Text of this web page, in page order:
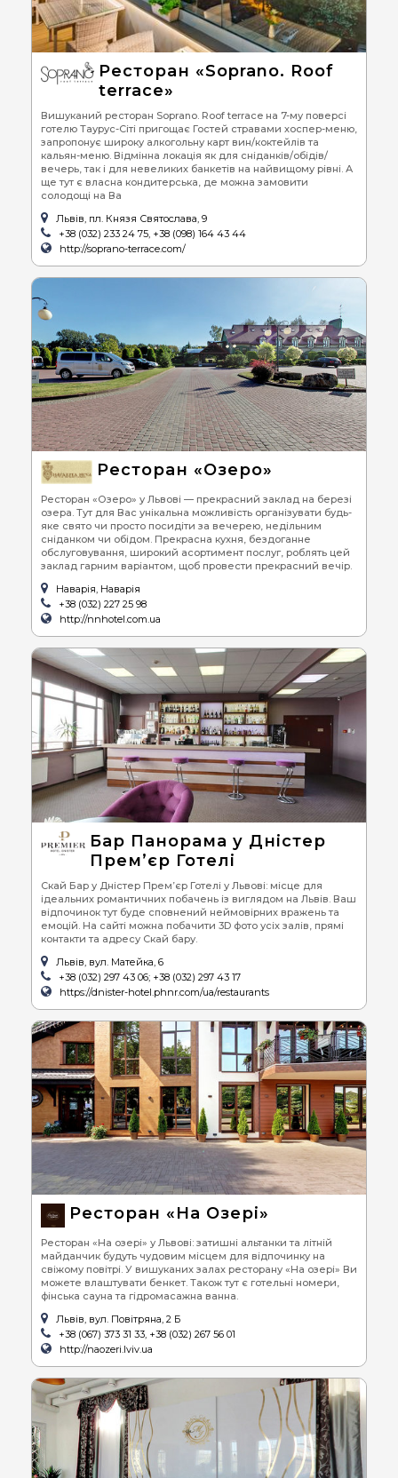
Ресторан «Soprano. Roof
terrace»
Вишуканий ресторан Soprano. Roof terrace на 7-му поверсі
готелю Таурус-Сіті пригощає Гостей стравами хоспер-меню,
запропонує широку алкогольну карт вин/коктейлів та
кальян-меню. Відмінна локація як для сніданків/обідів/
вечерь, так і для невеликих банкетів на найвищому рівні. А
ще тут є власна кондитерська, де можна замовити
солодощі на Ва
Львів, пл. Князя Святослава, 9
+38 (032) 233 24 75, +38 (098) 164 43 44
http://soprano-terrace.com/
Ресторан «Озеро»
Ресторан «Озеро» у Львові — прекрасний заклад на березі
озера. Тут для Вас унікальна можливість організувати будь-
яке свято чи просто посидіти за вечерею, недільним
сніданком чи обідом. Прекрасна кухня, бездоганне
обслуговування, широкий асортимент послуг, роблять цей
заклад гарним варіантом, щоб провести прекрасний вечір.
Наварія, Наварія
+38 (032) 227 25 98
http://nnhotel.com.ua
Бар Панорама у Дністер
Прем’єр Готелі
Скай Бар у Дністер Прем’єр Готелі у Львові: місце для
ідеальних романтичних побачень із виглядом на Львів. Ваш
відпочинок тут буде сповнений неймовірних вражень та
емоцій. На сайті можна побачити 3D фото усіх залів, прямі
контакти та адресу Скай бару.
Львів, вул. Матейка, 6
+38 (032) 297 43 06; +38 (032) 297 43 17
https://dnister-hotel.phnr.com/ua/restaurants
Ресторан «На Озері»
Ресторан «На озері» у Львові: затишні альтанки та літній
майданчик будуть чудовим місцем для відпочинку на
свіжому повітрі. У вишуканих залах ресторану «На озері» Ви
можете влаштувати бенкет. Також тут є готельні номери,
фінська сауна та гідромасажна ванна.
Львів, вул. Повітряна, 2 Б
+38 (067) 373 31 33, +38 (032) 267 56 01
http://naozeri.lviv.ua